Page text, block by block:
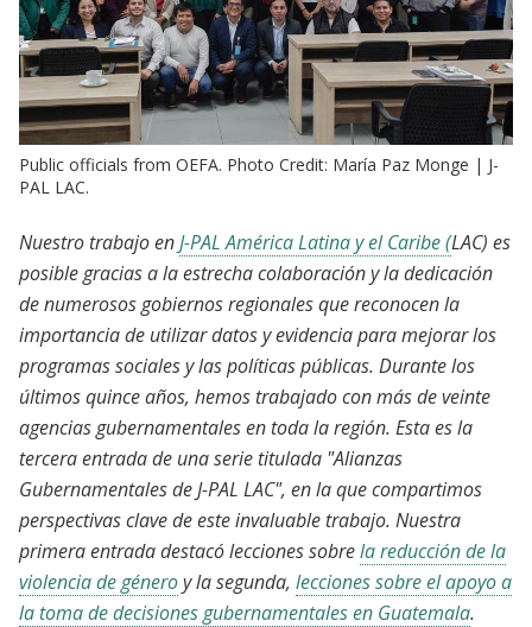
Public officials from OEFA. Photo Credit: María Paz Monge | J-
PAL LAC.
Nuestro trabajo enJ-PAL América Latina y el Caribe (LAC) es
posible gracias a la estrecha colaboración y la dedicación
de numerosos gobiernos regionales que reconocen la
importancia de utilizar datos y evidencia para mejorar los
programas sociales y las políticas públicas. Durante los
últimos quince años, hemos trabajado con más de veinte
agencias gubernamentales en toda la región. Esta es la
tercera entrada de una serie titulada "Alianzas
Gubernamentales de J-PAL LAC", en la que compartimos
perspectivas clave de este invaluable trabajo. Nuestra
primera entrada destacó lecciones sobrela reducción de la
violencia de géneroy la segunda, lecciones sobre el apoyo a
la toma de decisiones gubernamentales en Guatemala.